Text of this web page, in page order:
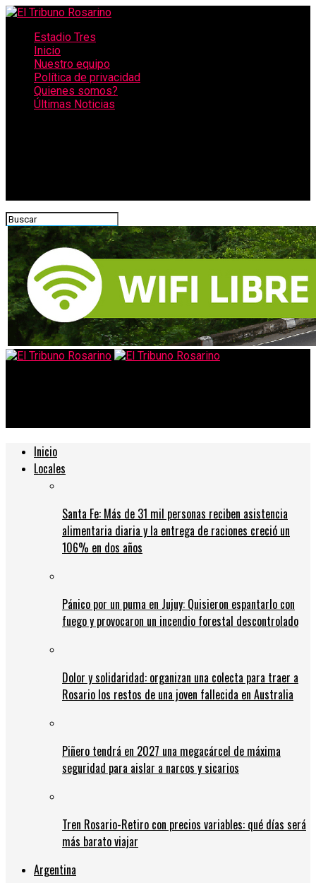
Estadio Tres
Inicio
Nuestro equipo
Política de privacidad
Quienes somos?
Últimas Noticias
Inicio
Locales
Santa Fe: Más de 31 mil personas reciben asistencia
alimentaria diaria y la entrega de raciones creció un
106% en dos años
Pánico por un puma en Jujuy: Quisieron espantarlo con
fuego y provocaron un incendio forestal descontrolado
Dolor y solidaridad: organizan una colecta para traer a
Rosario los restos de una joven fallecida en Australia
Piñero tendrá en 2027 una megacárcel de máxima
seguridad para aislar a narcos y sicarios
Tren Rosario-Retiro con precios variables: qué días será
más barato viajar
Argentina